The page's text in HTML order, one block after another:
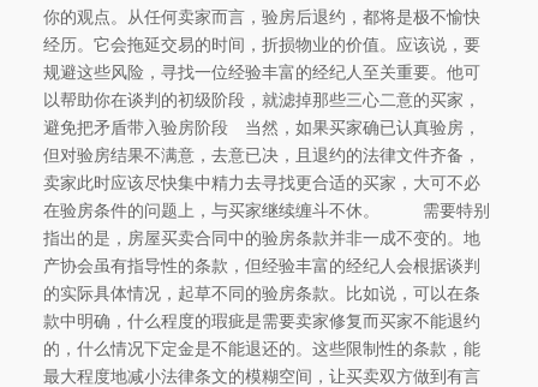
你的观点。从任何卖家而言，验房后退约，都将是极不愉快
经历。它会拖延交易的时间，折损物业的价值。应该说，要
规避这些风险，寻找一位经验丰富的经纪人至关重要。他可
以帮助你在谈判的初级阶段，就滤掉那些三心二意的买家，
避免把矛盾带入验房阶段 当然，如果买家确已认真验房，
但对验房结果不满意，去意已决，且退约的法律文件齐备，
卖家此时应该尽快集中精力去寻找更合适的买家，大可不必
在验房条件的问题上，与买家继续缠斗不休。 需要特别
指出的是，房屋买卖合同中的验房条款并非一成不变的。地
产协会虽有指导性的条款，但经验丰富的经纪人会根据谈判
的实际具体情况，起草不同的验房条款。比如说，可以在条
款中明确，什么程度的瑕疵是需要卖家修复而买家不能退约
的，什么情况下定金是不能退还的。这些限制性的条款，能
最大程度地减小法律条文的模糊空间，让买卖双方做到有言